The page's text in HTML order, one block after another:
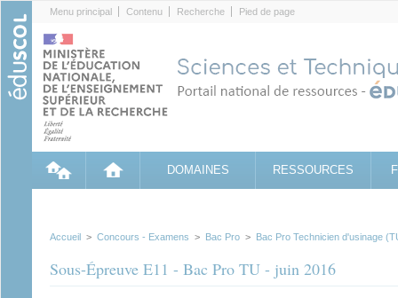
Menu principal Contenu Recherche Pied de page
DOMAINES RESSOURCES
Accueil > Concours - Examens > Bac Pro > Bac Pro Technicien d'usinage
Sous-Épreuve E11 - Bac Pro TU - juin 2016